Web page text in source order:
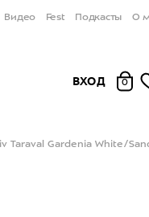
Видео Fest Подкасты О
ВХОД 0
Taraval Gardenia White/